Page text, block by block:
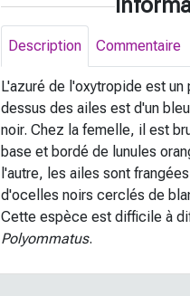
Description Commentaire
L'azuré de l'oxytropide est
dessus des ailes est d'un
noir. Chez la femelle, il est
base et bordé de lunules
l'autre, les ailes sont
d'ocelles noirs cerclés de
Cette espèce est difficile à
Polyommatus.